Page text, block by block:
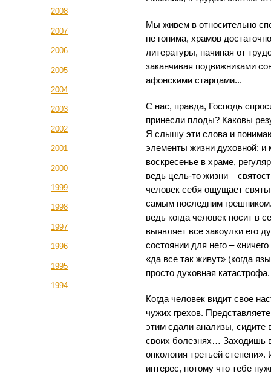
2008
2007
2006
2005
2004
2003
2002
2001
2000
1999
1998
1997
1996
1995
1994
Мы живем в относительно
не гонима, храмов
литературы, начиная от
заканчивая подвижниками
афонскими старцами...
С нас, правда, Господь
принесли плоды? Каковы
Я слышу эти слова и
элементы жизни духовной: и
воскресенье в храме,
ведь цель-то жизни –
человек себя ощущает
самым последним
ведь когда человек носит в
выявляет все закоулки его
состоянии для него –
«да все так живут» (когда
просто духовная катастрофа.
Когда человек видит свое
чужих грехов.
этим сдали анализы, сидите
своих болезнях… Заходишь
онкология третьей
интерес, потому что тебе